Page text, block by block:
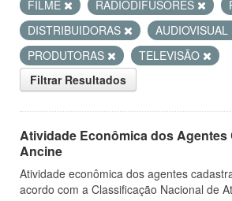
FILME
RADIODIFUSORES
DISTRIBUIDORAS
AUDIOVISUAL
PRODUTORAS
TELEVISÃO
Filtrar Resultados
Atividade Econômica dos Agentes
Ancine
Atividade econômica dos agentes
acordo com a Classificação Nacional de